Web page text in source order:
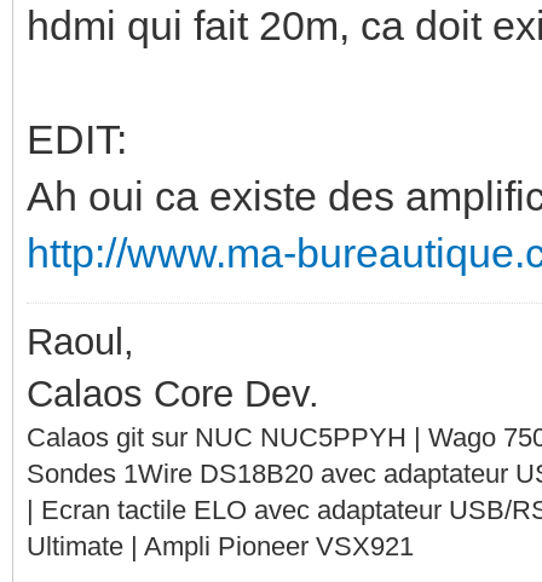
hdmi qui fait 20m, ca doit
EDIT:
Ah oui ca existe des
http://www.ma-
Raoul,
Calaos Core Dev.
Calaos git sur NUC NUC5PPYH | Wago
Sondes 1Wire DS18B20 avec adaptateur
| Ecran tactile ELO avec adaptateur USB/
Ultimate | Ampli Pioneer VSX921